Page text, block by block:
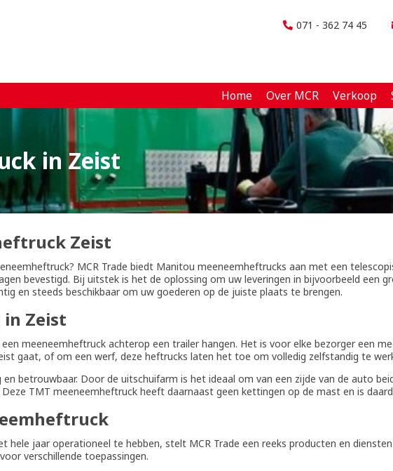
071 - 362 74 45
Home Over MCR Verkoop
in Zeist
Zeist
MCR Trade biedt Manitou meeneemheftrucks aan met een
bevestigd. Bij uitstek is het de oplossing om uw leveringen in bijvoorbeeld een
en steeds beschikbaar om uw goederen op de juiste plaats te brengen.
Zeist
meeneemheftruck achterop een trailer hangen. Het is voor elke bezorger een
gaat, of om een werf, deze heftrucks laten het toe om volledig zelfstandig te
betrouwbaar. Door de uitschuifarm is het ideaal om van een zijde van de auto
TMT meeneemheftruck heeft daarnaast geen kettingen op de mast en is
hele jaar operationeel te hebben, stelt MCR Trade een reeks producten en
verschillende toepassingen.